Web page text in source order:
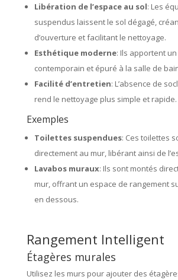
Libération de l’espace au sol: Les
suspendus laissent le sol dégagé,
d’ouverture et facilitant le nettoyage.
Esthétique moderne: Ils apportent
contemporain et épuré à la salle de
Facilité d’entretien: L’absence de
rend le nettoyage plus simple et rapide.
Exemples
Toilettes suspendues: Ces toilettes
directement au mur, libérant ainsi de
Lavabos muraux: Ils sont montés
mur, offrant un espace de rangement
en dessous.
Rangement Intelligent
Étagères murales
Utilisez les murs pour ajouter des